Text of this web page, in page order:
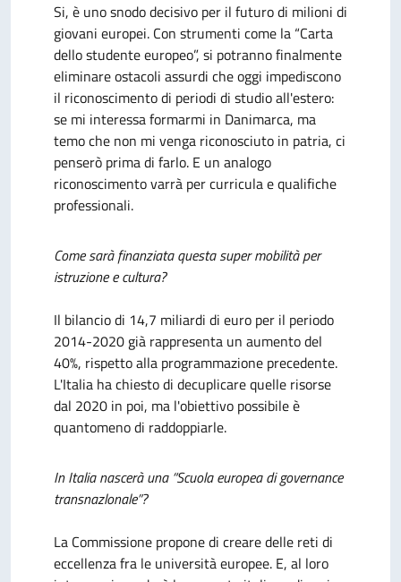
Si, è uno snodo decisivo per il futuro di milioni di
giovani europei. Con strumenti come la “Carta
dello studente europeo”, si potranno finalmente
eliminare ostacoli assurdi che oggi impediscono
il riconoscimento di periodi di studio all'estero:
se mi interessa formarmi in Danimarca, ma
temo che non mi venga riconosciuto in patria, ci
penserò prima di farlo. E un analogo
riconoscimento varrà per curricula e qualifiche
professionali.
Come sarà finanziata questa super mobilità per
istruzione e cultura?
Il bilancio di 14,7 miliardi di euro per il periodo
2014-2020 già rappresenta un aumento del
40%, rispetto alla programmazione precedente.
L'Italia ha chiesto di decuplicare quelle risorse
dal 2020 in poi, ma l'obiettivo possibile è
quantomeno di raddoppiarle.
In Italia nascerà una “Scuola europea di governance
transnazlonale”?
La Commissione propone di creare delle reti di
eccellenza fra le università europee. E, al loro